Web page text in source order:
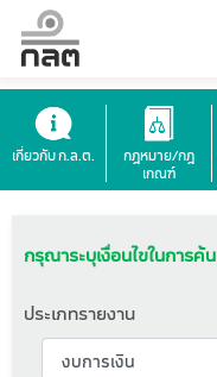
เกี่ยวกับ ก.ล.ต.
กฎหมาย/กฎ
เกณฑ์
กรุณาระบุเงื่อนไขในการค้
ประเภทรายงาน